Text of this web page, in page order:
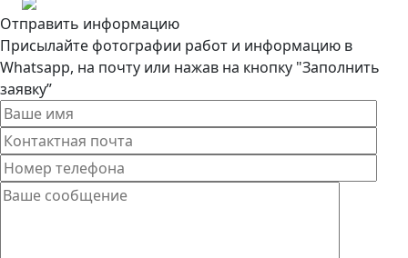
Отправить информацию
Присылайте фотографии работ и информацию в
Whatsapp, на почту или нажав на кнопку "Заполнить
заявку”